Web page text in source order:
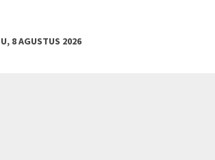
8 AGUSTUS 2026